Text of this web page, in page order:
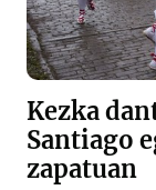
Kezka
Santiago
zapatuan